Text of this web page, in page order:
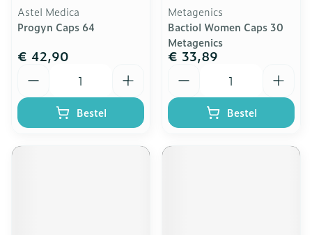
Astel Medica
Progyn Caps 64
€ 42,90
Bestel
Metagenics
Bactiol Women Caps 30
Metagenics
€ 33,89
Bestel